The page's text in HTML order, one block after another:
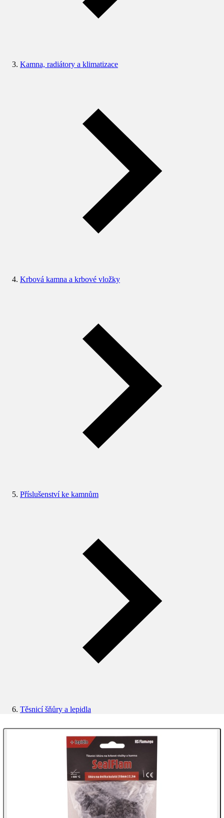
Kamna, radiátory a klimatizace
Krbová kamna a krbové vložky
Příslušenství ke kamnům
Těsnicí šňůry a lepidla